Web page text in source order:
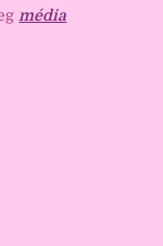
média